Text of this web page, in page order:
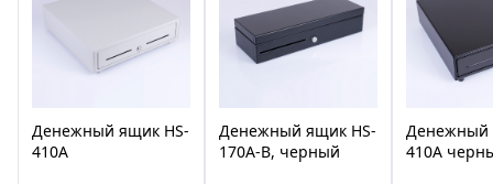
Денежный ящик HS-
410A
Денежный ящик HS-
170A-B, черный
Денежный
410A